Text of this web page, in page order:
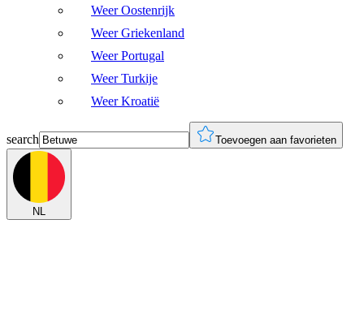
Weer Oostenrijk
Weer Griekenland
Weer Portugal
Weer Turkije
Weer Kroatië
search Toevoegen aan favorieten
NL